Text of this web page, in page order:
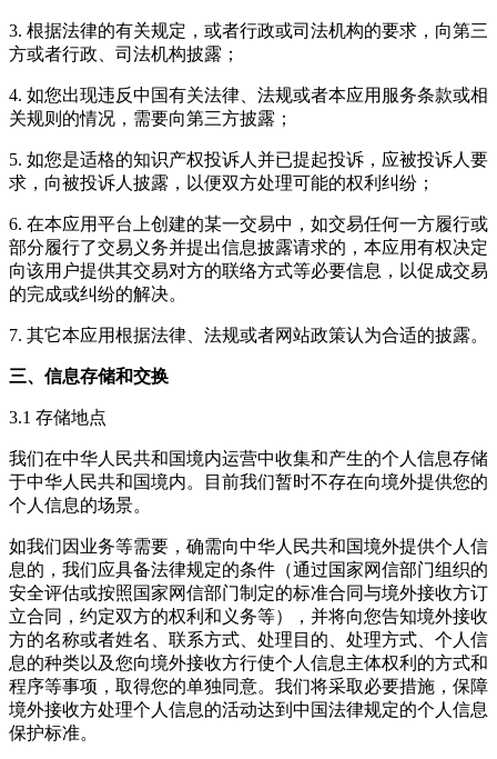
3. 根据法律的有关规定，或者行政或司法机构的要求，向第三
方或者行政、司法机构披露；
4. 如您出现违反中国有关法律、法规或者本应用服务条款或相
关规则的情况，需要向第三方披露；
5. 如您是适格的知识产权投诉人并已提起投诉，应被投诉人要
求，向被投诉人披露，以便双方处理可能的权利纠纷；
6. 在本应用平台上创建的某一交易中，如交易任何一方履行或
部分履行了交易义务并提出信息披露请求的，本应用有权决定
向该用户提供其交易对方的联络方式等必要信息，以促成交易
的完成或纠纷的解决。
7. 其它本应用根据法律、法规或者网站政策认为合适的披露。
三、信息存储和交换
3.1 存储地点
我们在中华人民共和国境内运营中收集和产生的个人信息存储
于中华人民共和国境内。目前我们暂时不存在向境外提供您的
个人信息的场景。
如我们因业务等需要，确需向中华人民共和国境外提供个人信
息的，我们应具备法律规定的条件（通过国家网信部门组织的
安全评估或按照国家网信部门制定的标准合同与境外接收方订
立合同，约定双方的权利和义务等），并将向您告知境外接收
方的名称或者姓名、联系方式、处理目的、处理方式、个人信
息的种类以及您向境外接收方行使个人信息主体权利的方式和
程序等事项，取得您的单独同意。我们将采取必要措施，保障
境外接收方处理个人信息的活动达到中国法律规定的个人信息
保护标准。